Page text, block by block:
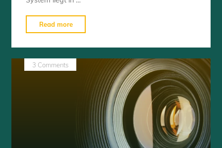
Read more
denn
bei
OM
System
3 Comments